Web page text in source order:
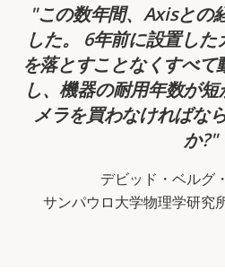
この数年間、Axisとの
した。 6年前に設置し
を落とすことなくすべ
し、機器の耐用年数が
メラを買わなければな
か?
デビッド・ベルグ
サンパウロ大学物理学研究